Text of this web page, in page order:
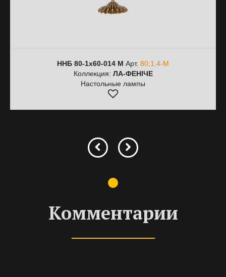
ННБ 80-1х60-014 М Арт. 80,1,4-М
Коллекция: ЛА-ФЕНІЧЕ
Настольные лампы
Комментарии